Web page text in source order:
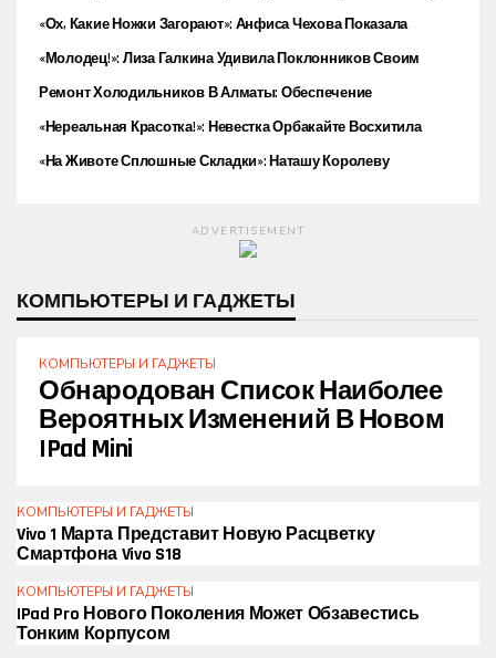
«Ох, Какие Ножки Загорают»: Анфиса Чехова Показала
«Молодец!»: Лиза Галкина Удивила Поклонников Своим
Ремонт Холодильников В Алматы: Обеспечение
«Нереальная Красотка!»: Невестка Орбакайте Восхитила
«На Животе Сплошные Складки»: Наташу Королеву
ADVERTISEMENT
КОМПЬЮТЕРЫ И ГАДЖЕТЫ
КОМПЬЮТЕРЫ И ГАДЖЕТЫ
Обнародован Список Наиболее
Вероятных Изменений В Новом
IPad Mini
КОМПЬЮТЕРЫ И ГАДЖЕТЫ
Vivo 1 Марта Представит Новую Расцветку
Смартфона Vivo S18
КОМПЬЮТЕРЫ И ГАДЖЕТЫ
IPad Pro Нового Поколения Может Обзавестись
Тонким Корпусом